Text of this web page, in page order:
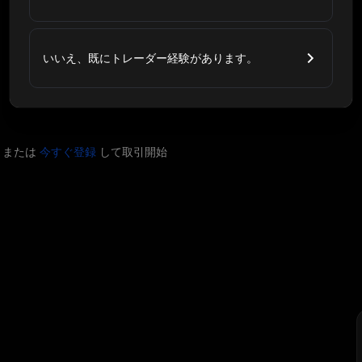
または 今すぐ登録 して取引開始
いいえ、既にトレーダー経験があります。